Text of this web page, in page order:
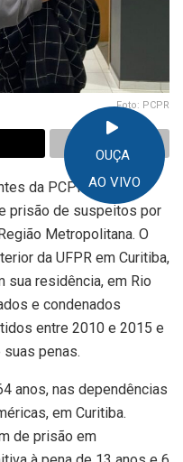
OUÇA
AO VIVO
Foto: PCPR
da PCPR deram
prisão de suspeitos por
Metropolitana. O
da UFPR em Curitiba,
sua residência, em Rio
e condenados
entre 2010 e 2015 e
penas.
anos, nas dependências
em Curitiba.
de prisão em